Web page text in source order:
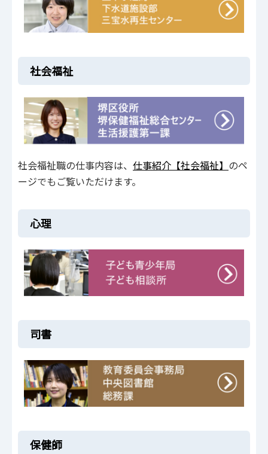
社会福祉
社会福祉職の仕事内容は、 仕事紹介【社会福祉】 のペ
ージでもご覧いただけます。
心理
司書
保健師